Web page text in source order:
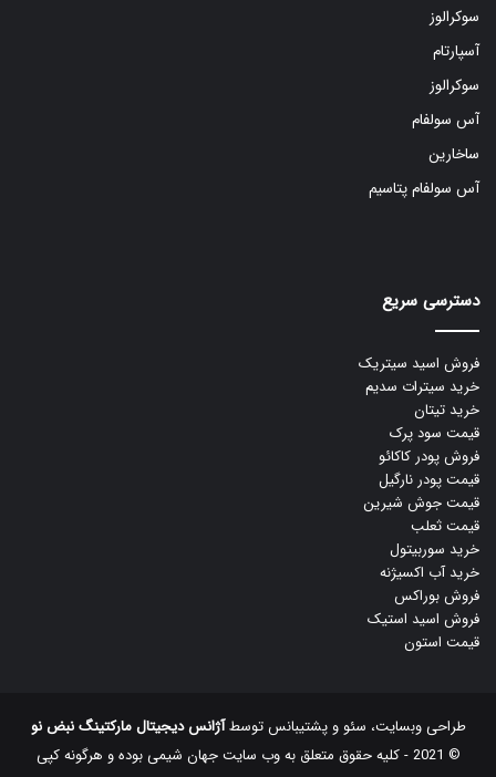
سوکرالوز
آسپارتام
سوکرالوز
آس سولفام
ساخارین
آس سولفام پتاسیم
دسترسی سریع
فروش اسید سیتریک
خرید سیترات سدیم
خرید تیتان
قیمت سود پرک
فروش پودر کاکائو
قیمت پودر نارگیل
قیمت جوش شیرین
قیمت ثعلب
خرید سوربیتول
خرید آب اکسیژنه
فروش بوراکس
فروش اسید استیک
قیمت استون
طراحی وبسایت، سئو و پشتیبانس توسطآژانس دیجیتال مارکتینگ نبض نو
© 2021 - کلیه حقوق متعلق به وب سایت جهان شیمی بوده و هرگونه کپی